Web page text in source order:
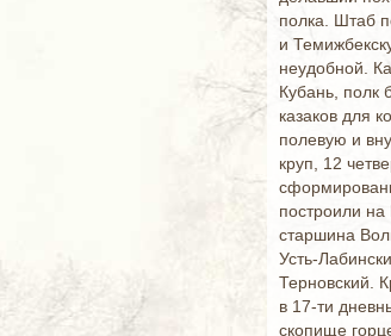
полка. Штаб
и
неудобной.
Кубань, полк
казаков для
полевую и
круп, 12
построили на
старшина
Усть-
Терновский.
в 17-ти
скопище